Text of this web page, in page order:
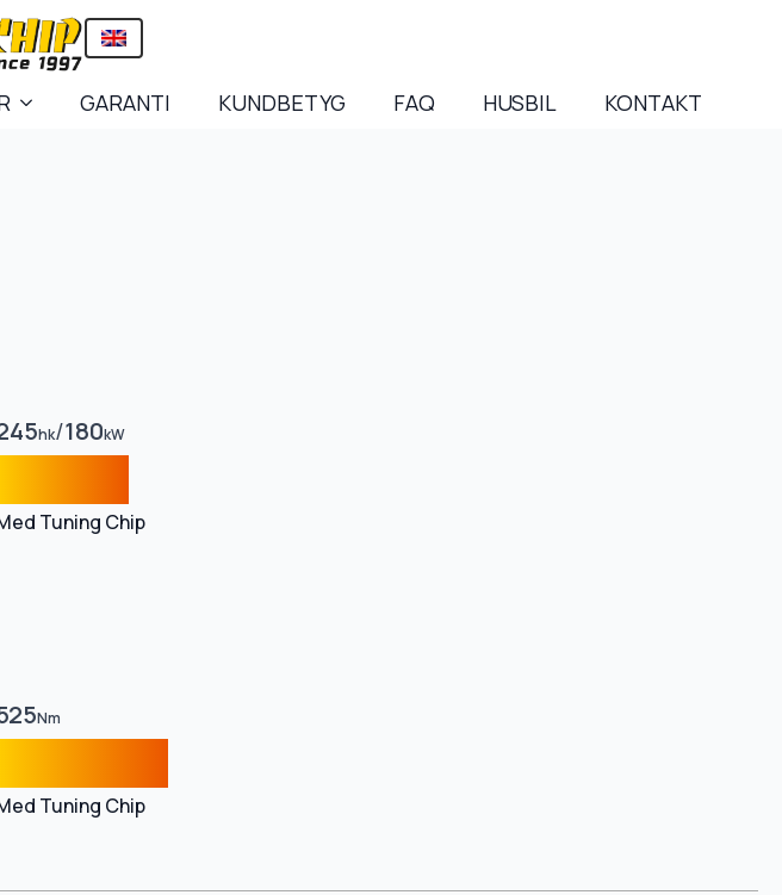
GARANTI KUNDBETYG FAQ HUSBIL KONTAKT
hk/180kW
Tuning Chip
Nm
Tuning Chip